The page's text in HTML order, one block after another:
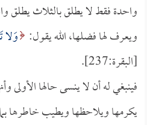
واحدة فقط لا يطلق بالثلاث يطلق
ويعرف لها فضلها، الله يقول:
[البقرة:237].
فينبغي له أن لا ينسى حالها الأولى
يكرمها ويلاحظها ويطيب خاطرها